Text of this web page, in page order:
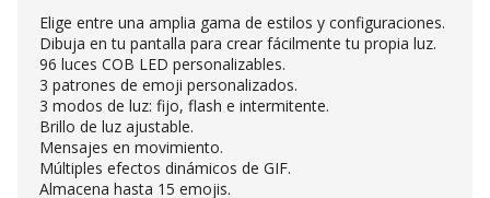
Elige entre una amplia gama de estilos y configuraciones.
Dibuja en tu pantalla para crear fácilmente tu propia luz.
96 luces COB LED personalizables.
3 patrones de emoji personalizados.
3 modos de luz: fijo, flash e intermitente.
Brillo de luz ajustable.
Mensajes en movimiento.
Múltiples efectos dinámicos de GIF.
Almacena hasta 15 emojis.